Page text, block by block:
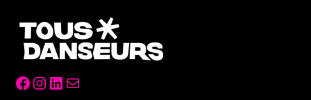
Facebook
Instagram
LinkedIn
Mail